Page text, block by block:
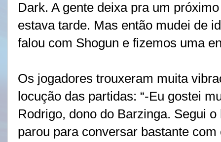
Dark. A gente deixa pra um
estava tarde. Mas então mudei de
falou com Shogun e fizemos uma
Os jogadores trouxeram muita
locução das partidas: “-Eu gostei
Rodrigo, dono do Barzinga. Segui
parou para conversar bastante